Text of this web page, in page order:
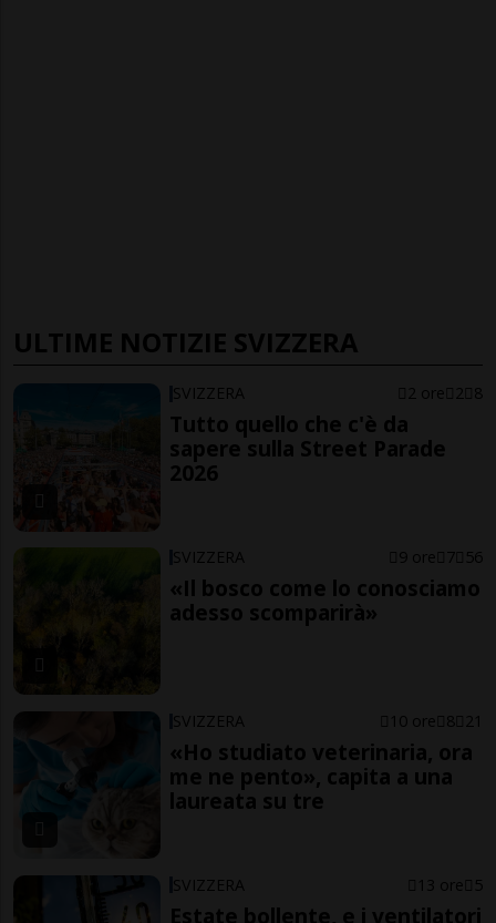
ULTIME NOTIZIE SVIZZERA
SVIZZERA 2 ore 2 8
Tutto quello che c'è da
sapere sulla Street Parade
2026
SVIZZERA 9 ore 7 56
«Il bosco come lo conosciamo
adesso scomparirà»
SVIZZERA 10 ore 8 21
«Ho studiato veterinaria, ora
me ne pento», capita a una
laureata su tre
SVIZZERA 13 ore 5
Estate bollente, e i ventilatori